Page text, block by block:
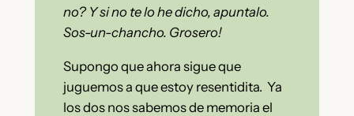
no? Y si no te lo he dicho, apuntalo.
Sos-un-chancho. Grosero!
Supongo que ahora sigue que
juguemos a que estoy resentidita. Ya
los dos nos sabemos de memoria el